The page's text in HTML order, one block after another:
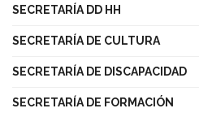
SECRETARÍA DD HH
SECRETARÍA DE CULTURA
SECRETARÍA DE DISCAPACIDAD
SECRETARÍA DE FORMACIÓN